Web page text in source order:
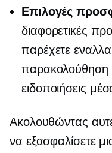
Επιλογές
διαφορετικές
παρέχετε
ειδοποιήσεις
Ακολουθώντας
να εξασφαλίσετε